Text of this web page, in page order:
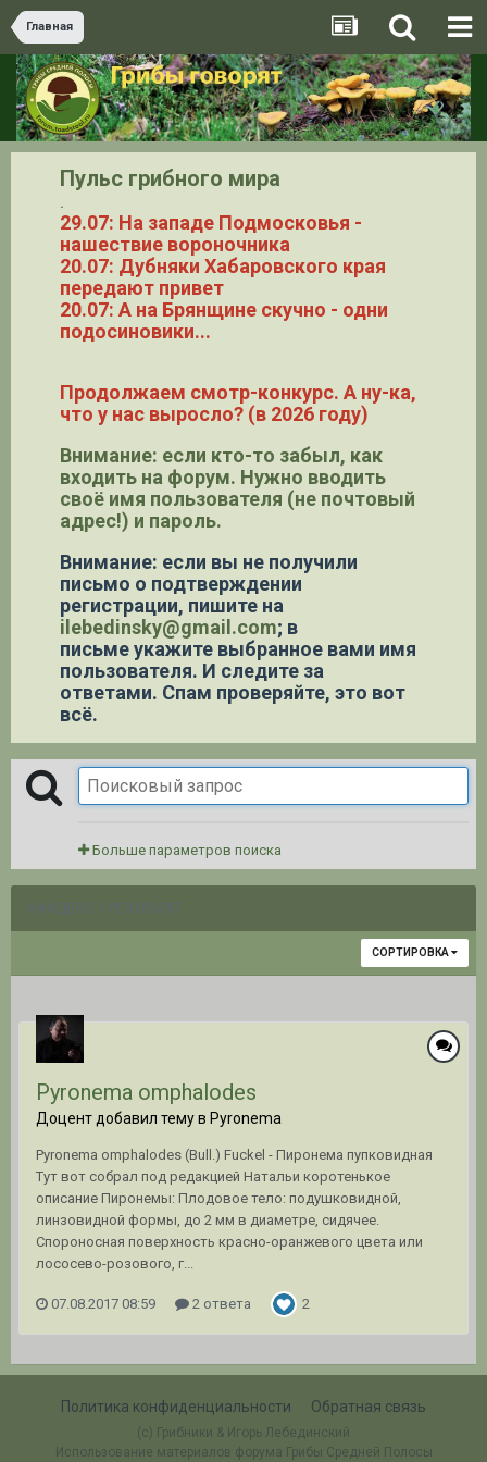
Главная
Пульс грибного мира
.
29.07: На западе Подмосковья -
нашествие вороночника
20.07: Дубняки Хабаровского края
передают привет
20.07: А на Брянщине скучно - одни
подосиновики...
Продолжаем смотр-конкурс. А ну-ка,
что у нас выросло? (в 2026 году)
Внимание: если кто-то забыл, как
входить на форум. Нужно вводить
своё имя пользователя (не почтовый
адрес!) и пароль.
Внимание: если вы не получили
письмо о подтверждении
регистрации, пишите на
ilebedinsky@gmail.com; в
письме укажите выбранное вами имя
пользователя. И следите за
ответами. Спам проверяйте, это вот
всё.
Больше параметров поиска
НАЙДЕНО 1 РЕЗУЛЬТАТ
СОРТИРОВКА
Pyronema omphalodes
Доцент добавил тему в Pyronema
Pyronema omphalodes (Bull.) Fuckel - Пиронема пупковидная
Тут вот собрал под редакцией Натальи коротенькое
описание Пиронемы: Плодовое тело: подушковидной,
линзовидной формы, до 2 мм в диаметре, сидячее.
Спороносная поверхность красно-оранжевого цвета или
лососево-розового, г...
07.08.2017 08:59 2 ответа 2
Политика конфиденциальности Обратная связь
(c) Грибники & Игорь Лебединский
Использование материалов форума Грибы Средней Полосы